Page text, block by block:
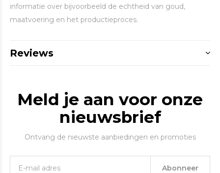
informatie over bijvoorbeeld de echtheid van goud,
maatvoering en het productieproces.
Reviews
Meld je aan voor onze
nieuwsbrief
Ontvang de nieuwste aanbiedingen en promoties
Abonneer